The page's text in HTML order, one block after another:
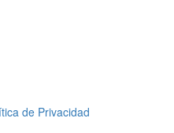
de Privacidad